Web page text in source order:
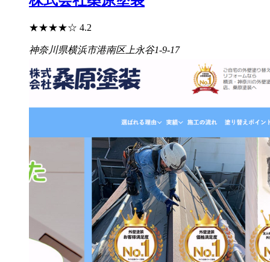
★★★★☆ 4.2
神奈川県横浜市港南区上永谷1-9-17